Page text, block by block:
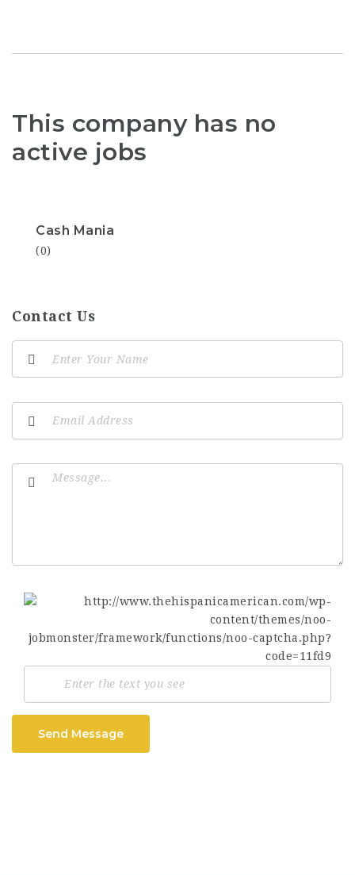
This company has no
active jobs
Cash Mania
(0)
Contact Us
Send Message